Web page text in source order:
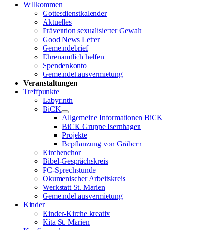
Willkommen
Gottesdienstkalender
Aktuelles
Prävention sexualisierter Gewalt
Good News Letter
Gemeindebrief
Ehrenamtlich helfen
Spendenkonto
Gemeindehausvermietung
Veranstaltungen
Treffpunkte
Labyrinth
BiCK
Allgemeine Informationen BiCK
BiCK Gruppe Isernhagen
Projekte
Bepflanzung von Gräbern
Kirchenchor
Bibel-Gesprächskreis
PC-Sprechstunde
Ökumenischer Arbeitskreis
Werkstatt St. Marien
Gemeindehausvermietung
Kinder
Kinder-Kirche kreativ
Kita St. Marien